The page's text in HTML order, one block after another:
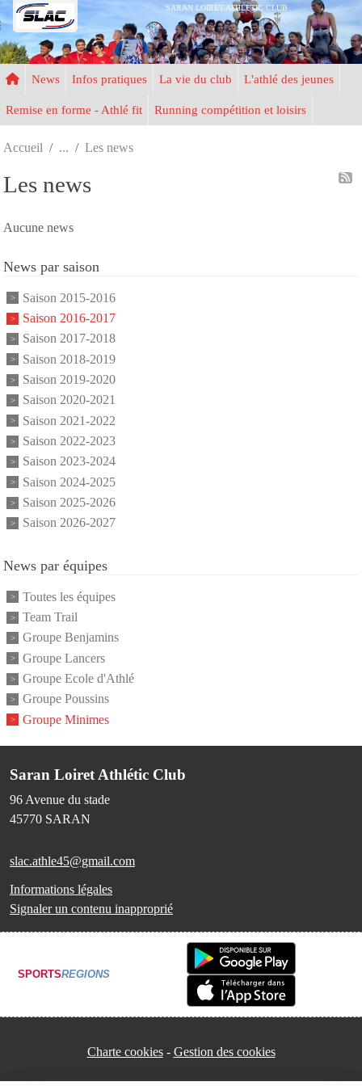
SARAN LOIRET ATHLETIC CLUB
News Infos pratiques La vie du club L'athlé des jeunes
Remise en forme - Athlé fit Running compétition et loisirs
Accueil Les news
Les news
Aucune news
News par saison
Saison 2015-2016
Saison 2016-2017
Saison 2017-2018
Saison 2018-2019
Saison 2019-2020
Saison 2020-2021
Saison 2021-2022
Saison 2022-2023
Saison 2023-2024
Saison 2024-2025
Saison 2025-2026
Saison 2026-2027
News par équipes
Toutes les équipes
Team Trail
Groupe Benjamins
Groupe Lancers
Groupe Ecole d'Athlé
Groupe Poussins
Groupe Minimes
Saran Loiret Athlétic Club
96 Avenue du stade
45770 SARAN
slac.athle45@gmail.com
Informations légales
Signaler un contenu inapproprié
SPORTSREGIONS
Charte cookies Gestion des cookies
Panneau de gestion des cookies